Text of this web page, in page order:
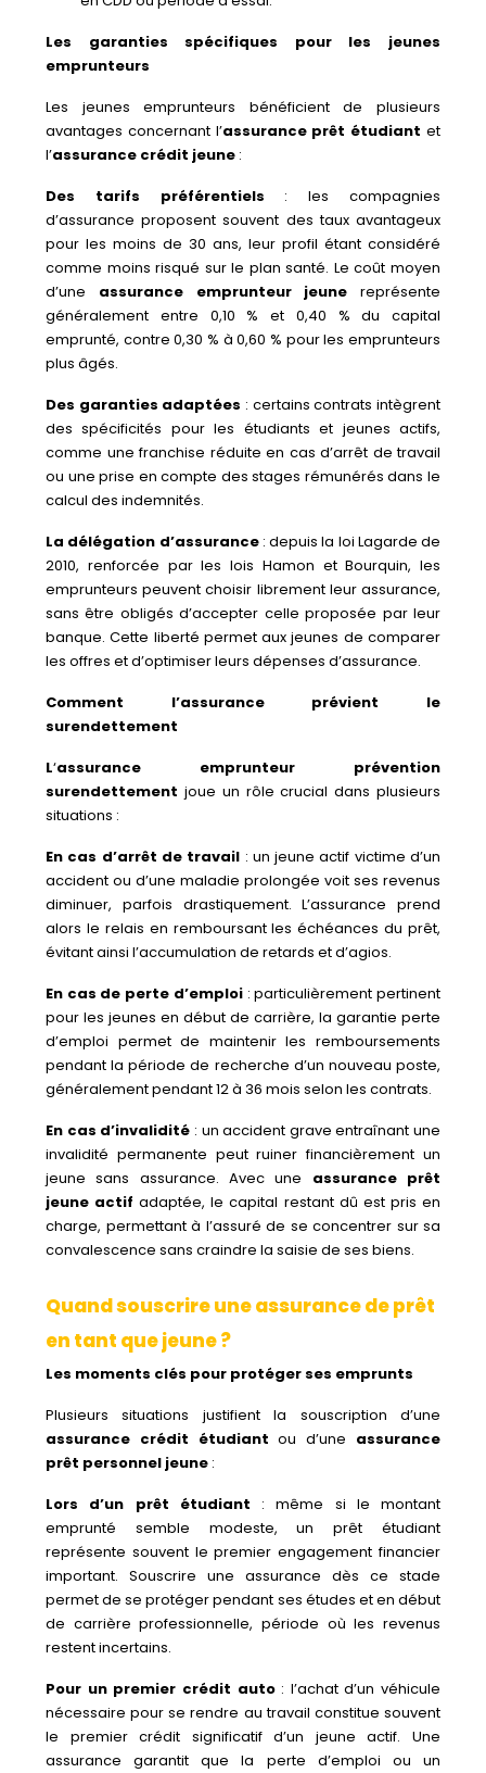
Les garanties spécifiques pour les jeunes
emprunteurs
Les jeunes emprunteurs bénéficient de plusieurs
avantages concernant l’assurance prêt étudiant et
l’assurance crédit jeune :
Des tarifs préférentiels : les compagnies
d’assurance proposent souvent des taux avantageux
pour les moins de 30 ans, leur profil étant considéré
comme moins risqué sur le plan santé. Le coût moyen
d’une assurance emprunteur jeune représente
généralement entre 0,10 % et 0,40 % du capital
emprunté, contre 0,30 % à 0,60 % pour les emprunteurs
plus âgés.
Des garanties adaptées : certains contrats intègrent
des spécificités pour les étudiants et jeunes actifs,
comme une franchise réduite en cas d’arrêt de travail
ou une prise en compte des stages rémunérés dans le
calcul des indemnités.
La délégation d’assurance: depuis la loi Lagarde de
2010, renforcée par les lois Hamon et Bourquin, les
emprunteurs peuvent choisir librement leur assurance,
sans être obligés d’accepter celle proposée par leur
banque. Cette liberté permet aux jeunes de comparer
les offres et d’optimiser leurs dépenses d’assurance.
Comment l’assurance prévient le
surendettement
L‘assurance emprunteur prévention
surendettement joue un rôle crucial dans plusieurs
situations :
En cas d’arrêt de travail : un jeune actif victime d’un
accident ou d’une maladie prolongée voit ses revenus
diminuer, parfois drastiquement. L’assurance prend
alors le relais en remboursant les échéances du prêt,
évitant ainsi l’accumulation de retards et d’agios.
En cas de perte d’emploi: particulièrement pertinent
pour les jeunes en début de carrière, la garantie perte
d’emploi permet de maintenir les remboursements
pendant la période de recherche d’un nouveau poste,
généralement pendant 12 à 36 mois selon les contrats.
En cas d’invalidité : un accident grave entraînant une
invalidité permanente peut ruiner financièrement un
jeune sans assurance. Avec une assurance prêt
jeune actif adaptée, le capital restant dû est pris en
charge, permettant à l’assuré de se concentrer sur sa
convalescence sans craindre la saisie de ses biens.
Quand souscrire une assurance de prêt
en tant que jeune ?
Les moments clés pour protéger ses emprunts
Plusieurs situations justifient la souscription d’une
assurance crédit étudiant ou d’une assurance
prêt personnel jeune :
Lors d’un prêt étudiant : même si le montant
emprunté semble modeste, un prêt étudiant
représente souvent le premier engagement financier
important. Souscrire une assurance dès ce stade
permet de se protéger pendant ses études et en début
de carrière professionnelle, période où les revenus
restent incertains.
Pour un premier crédit auto: l’achat d’un véhicule
nécessaire pour se rendre au travail constitue souvent
le premier crédit significatif d’un jeune actif. Une
assurance garantit que la perte d’emploi ou un